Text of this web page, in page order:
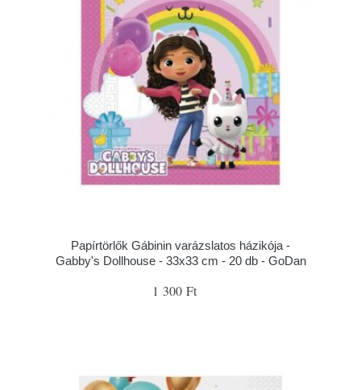
Papírtörlők Gábinin varázslatos házikója -
Gabby's Dollhouse - 33x33 cm - 20 db - GoDan
1 300 Ft